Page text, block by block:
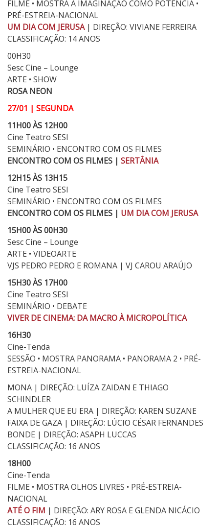
FILME • MOSTRA A IMAGINAÇÃO COMO POTÊNCIA •
PRÉ-ESTREIA-NACIONAL
UM DIA COM JERUSA| DIREÇÃO: VIVIANE FERREIRA
CLASSIFICAÇÃO: 14 ANOS
00H30
Sesc Cine – Lounge
ARTE • SHOW
ROSA NEON
27/01 | SEGUNDA
11H00 ÀS 12H00
Cine Teatro SESI
SEMINÁRIO • ENCONTRO COM OS FILMES
ENCONTRO COM OS FILMES | SERTÂNIA
12H15 ÀS 13H15
Cine Teatro SESI
SEMINÁRIO • ENCONTRO COM OS FILMES
ENCONTRO COM OS FILMES | UM DIA COM JERUSA
15H00 ÀS 00H30
Sesc Cine – Lounge
ARTE • VIDEOARTE
VJS PEDRO PEDRO E ROMANA | VJ CAROU ARAÚJO
15H30 ÀS 17H00
Cine Teatro SESI
SEMINÁRIO • DEBATE
VIVER DE CINEMA: DA MACRO À MICROPOLÍTICA
16H30
Cine-Tenda
SESSÃO • MOSTRA PANORAMA • PANORAMA 2 • PRÉ-
ESTREIA-NACIONAL
MONA | DIREÇÃO: LUÍZA ZAIDAN E THIAGO
SCHINDLER
A MULHER QUE EU ERA | DIREÇÃO: KAREN SUZANE
FAIXA DE GAZA | DIREÇÃO: LÚCIO CÉSAR FERNANDES
BONDE | DIREÇÃO: ASAPH LUCCAS
CLASSIFICAÇÃO: 16 ANOS
18H00
Cine-Tenda
FILME • MOSTRA OLHOS LIVRES • PRÉ-ESTREIA-
NACIONAL
ATÉ O FIM | DIREÇÃO: ARY ROSA E GLENDA NICÁCIO
CLASSIFICAÇÃO: 16 ANOS